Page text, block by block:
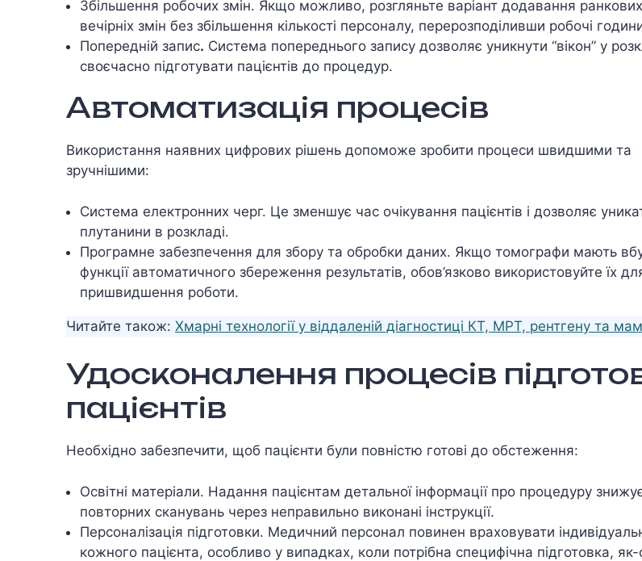
Збільшення робочих змін. Якщо можливо, розгляньте варіант додавання
вечірніх змін без збільшення кількості персоналу, перерозподіливши робочі
Попередній запис. Система попереднього запису дозволяє уникнути “вікон” у
своєчасно підготувати пацієнтів до процедур.
Автоматизація процесів
Використання наявних цифрових рішень допоможе зробити процеси швидшими та
зручнішими:
Система електронних черг. Це зменшує час очікування пацієнтів і дозволяє
плутанини в розкладі.
Програмне забезпечення для збору та обробки даних. Якщо томографи мають
функції автоматичного збереження результатів, обов’язково використовуйте їх
пришвидшення роботи.
Читайте також: Хмарні технології у віддаленій діагностиці КТ, МРТ, рентгену та
Удосконалення процесів
пацієнтів
Необхідно забезпечити, щоб пацієнти були повністю готові до обстеження:
Освітні матеріали. Надання пацієнтам детальної інформації про процедуру
повторних сканувань через неправильно виконані інструкції.
Персоналізація підготовки. Медичний персонал повинен враховувати
кожного пацієнта, особливо у випадках, коли потрібна специфічна підготовка,